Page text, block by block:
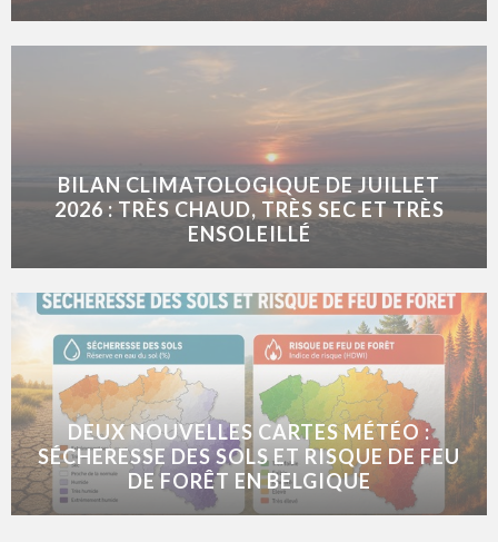
BILAN CLIMATOLOGIQUE DE JUILLET
2026 : TRÈS CHAUD, TRÈS SEC ET TRÈS
ENSOLEILLÉ
DEUX NOUVELLES CARTES MÉTÉO :
SÉCHERESSE DES SOLS ET RISQUE DE FEU
DE FORÊT EN BELGIQUE